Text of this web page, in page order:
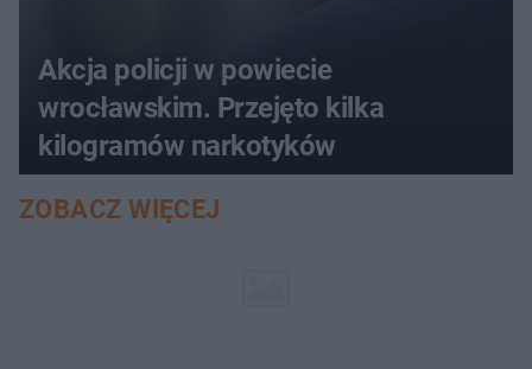
Akcja policji w powiecie
wrocławskim. Przejęto kilka
kilogramów narkotyków
ZOBACZ WIĘCEJ